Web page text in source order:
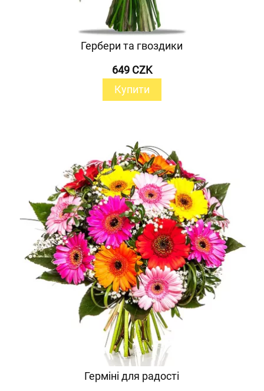
Гербери та гвоздики
649 CZK
Купити
Герміні для радості